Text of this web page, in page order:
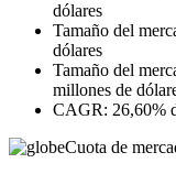
dólares
Tamaño del
dólares
Tamaño del
millones de
CAGR: 26,60%
Cuota de